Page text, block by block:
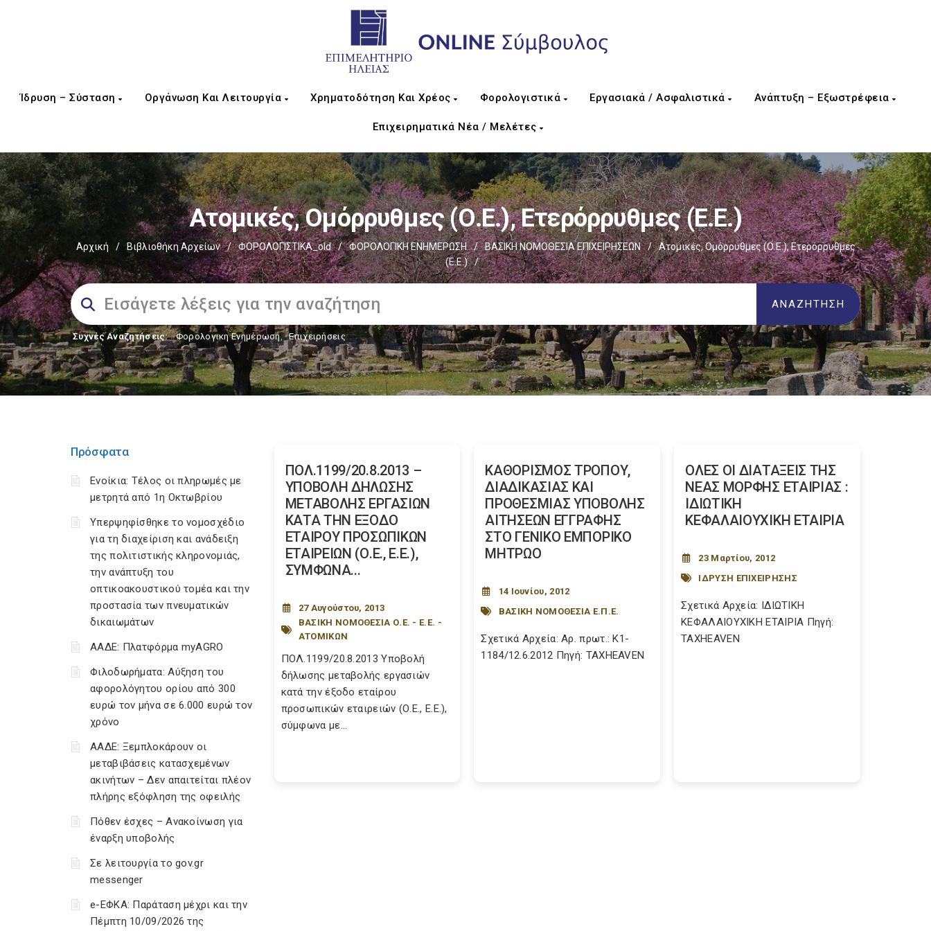
Ίδρυση – Σύσταση Οργάνωση Και Λειτουργία Χρηματοδότηση Και Χρέος Φορολογιστικά Εργασιακά / Ασφαλιστικά Ανάπτυξη – Εξωστρέφεια
Επιχειρηματικά Νέα / Μελέτες
Ατομικές, Ομόρρυθμες (Ο.Ε.), Ετερόρρυθμες (Ε.Ε.)
Αρχική / Βιβλιοθήκη Αρχείων / ΦΟΡΟΛΟΓΙΣΤΙΚΑ_old / ΦΟΡΟΛΟΓΙΚΗ ΕΝΗΜΕΡΩΣΗ / ΒΑΣΙΚΗ ΝΟΜΟΘΕΣΙΑ ΕΠΙΧΕΙΡΗΣΕΩΝ /
Ατομικές, Ομόρρυθμες (Ο.Ε.), Ετερόρρυθμες
(Ε.Ε.)
/
Συχνές Αναζητήσεις: Φορολογικη Ενημέρωση, Επιχειρήσεις
Πρόσφατα
Ενοίκια: Τέλος οι πληρωμές με
μετρητά από 1η Οκτωβρίου
Υπερψηφίσθηκε το νομοσχέδιο
για τη διαχείριση και ανάδειξη
της πολιτιστικής κληρονομιάς,
την ανάπτυξη του
οπτικοακουστικού τομέα και την
προστασία των πνευματικών
δικαιωμάτων
ΑΑΔΕ: Πλατφόρμα myAGRO
Φιλοδωρήματα: Αύξηση του
αφορολόγητου ορίου από 300
ευρώ τον μήνα σε 6.000 ευρώ τον
χρόνο
ΑΑΔΕ: Ξεμπλοκάρουν οι
μεταβιβάσεις κατασχεμένων
ακινήτων – Δεν απαιτείται πλέον
πλήρης εξόφληση της οφειλής
Πόθεν έσχες – Ανακοίνωση για
έναρξη υποβολής
Σε λειτουργία το gov.gr
messenger
e-ΕΦΚΑ: Παράταση μέχρι και την
Πέμπτη 10/09/2026 της
ΠΟΛ.1199/20.8.2013 –
ΥΠΟΒΟΛΗ ΔΗΛΩΣΗΣ
ΜΕΤΑΒΟΛΗΣ ΕΡΓΑΣΙΩΝ
ΚΑΤΑ ΤΗΝ ΕΞΟΔΟ
ΕΤΑΙΡΟΥ ΠΡΟΣΩΠΙΚΩΝ
ΕΤΑΙΡΕΙΩΝ (Ο.Ε., Ε.Ε.),
ΣΥΜΦΩΝΑ...
27 Αυγούστου, 2013
ΒΑΣΙΚΗ ΝΟΜΟΘΕΣΙΑ Ο.Ε. - Ε.Ε. -
ΑΤΟΜΙΚΩΝ
ΠΟΛ.1199/20.8.2013 Υποβολή
δήλωσης μεταβολής εργασιών
κατά την έξοδο εταίρου
προσωπικών εταιρειών (Ο.Ε., Ε.Ε.),
σύμφωνα με...
ΚΑΘΟΡΙΣΜΟΣ ΤΡΟΠΟΥ,
ΔΙΑΔΙΚΑΣΙΑΣ ΚΑΙ
ΠΡΟΘΕΣΜΙΑΣ ΥΠΟΒΟΛΗΣ
ΑΙΤΗΣΕΩΝ ΕΓΓΡΑΦΗΣ
ΣΤΟ ΓΕΝΙΚΟ ΕΜΠΟΡΙΚΟ
ΜΗΤΡΩΟ
14 Ιουνίου, 2012
ΒΑΣΙΚΗ ΝΟΜΟΘΕΣΙΑ Ε.Π.Ε.
Σχετικά Αρχεία: Αρ. πρωτ.: Κ1-
1184/12.6.2012 Πηγή: TAXHEAVEN
ΟΛΕΣ ΟΙ ΔΙΑΤΑΞΕΙΣ ΤΗΣ
ΝΕΑΣ ΜΟΡΦΗΣ ΕΤΑΙΡΙΑΣ :
ΙΔΙΩΤΙΚΗ
ΚΕΦΑΛΑΙΟΥΧΙΚΗ ΕΤΑΙΡΙΑ
23 Μαρτίου, 2012
ΙΔΡΥΣΗ ΕΠΙΧΕΙΡΗΣΗΣ
Σχετικά Αρχεία: ΙΔΙΩΤΙΚΗ
ΚΕΦΑΛΑΙΟΥΧΙΚΗ ΕΤΑΙΡΙΑ Πηγή:
TAXHEAVEN